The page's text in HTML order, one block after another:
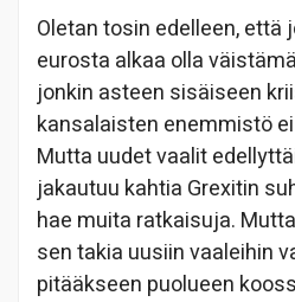
Oletan tosin edelleen, että
eurosta alkaa olla
jonkin asteen sisäiseen
kansalaisten enemmistö
Mutta uudet vaalit
jakautuu kahtia Grexitin
hae muita ratkaisuja.
sen takia uusiin vaaleihin
pitääkseen puolueen